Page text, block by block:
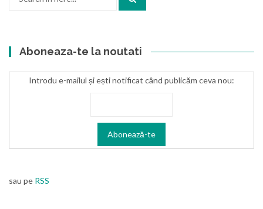
Aboneaza-te la noutati
Introdu e-mailul și ești notificat când publicăm ceva nou:
sau pe RSS